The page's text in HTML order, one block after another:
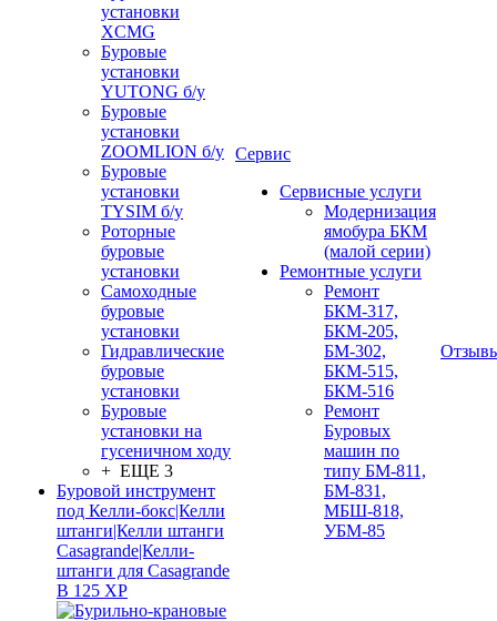
установки
XCMG
Буровые
установки
YUTONG б/у
Буровые
установки
ZOOMLION б/у
Буровые
установки
TYSIM б/у
Роторные
буровые
установки
Самоходные
буровые
установки
Гидравлические
буровые
установки
Буровые
установки на
гусеничном ходу
+ ЕЩЕ 3
Буровой инструмент
под Келли-бокс|Келли
штанги|Келли штанги
Casagrande|Келли-
штанги для Casagrande
B 125 XP
Сервис
Сервисные услуги
Модернизация
ямобура БКМ
(малой серии)
Ремонтные услуги
Ремонт
БКМ-317,
БКМ-205,
БМ-302,
БКМ-515,
БКМ-516
Ремонт
Буровых
машин по
типу БМ-811,
БМ-831,
МБШ-818,
УБМ-85